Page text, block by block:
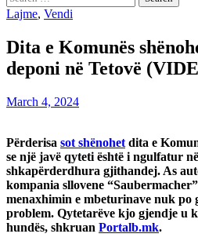
for:
Lajme, Vendi
Dita e Komunës
deponi në Tetovë
March 4, 2024
Përderisa sot shënohet dita e
se një javë qyteti është i ngulfatur
shkapërderdhura gjithandej. As
kompania sllovene
menaxhimin e mbeturinave nuk po
problem. Qytetarëve kjo gjendje u
hundës, shkruan Portalb.mk.